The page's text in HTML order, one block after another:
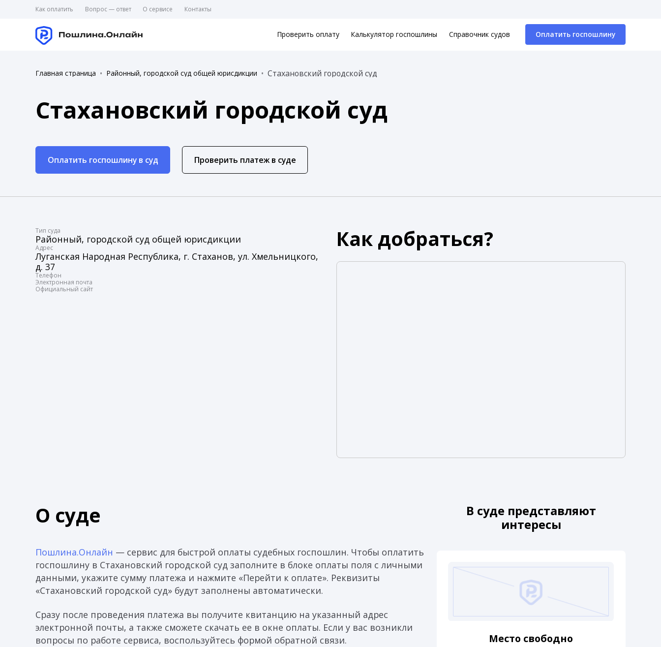
Как оплатить Вопрос — ответ О сервисе Контакты
Проверить оплату Калькулятор госпошлины Справочник судов Оплатить госпошлину
Главная страница Районный, городской суд общей юрисдикции Стахановский городской суд
Стахановский городской суд
Оплатить госпошлину в суд Проверить платеж в суде
Tип суда
Районный, городской суд общей юрисдикции
Адрес
Луганская Народная Республика, г. Стаханов, ул. Хмельницкого,
д. 37
Телефон
Электронная почта
Официальный сайт
Как добраться?
О суде
Пошлина.Онлайн — сервис для быстрой оплаты судебных госпошлин. Чтобы оплатить
госпошлину в Стахановский городской суд заполните в блоке оплаты поля с личными
данными, укажите сумму платежа и нажмите «Перейти к оплате». Реквизиты
«Стахановский городской суд» будут заполнены автоматически.
Сразу после проведения платежа вы получите квитанцию на указанный адрес
электронной почты, а также сможете скачать ее в окне оплаты. Если у вас возникли
вопросы по работе сервиса, воспользуйтесь формой обратной связи.
В суде представляют
интересы
Место свободно